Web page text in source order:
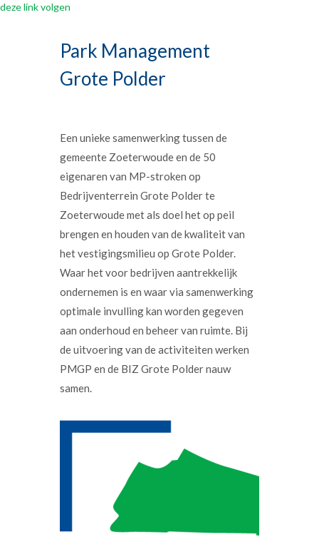
deze link volgen
Park Management
Grote Polder
Een unieke samenwerking tussen de
gemeente Zoeterwoude en de 50
eigenaren van MP-stroken op
Bedrijventerrein Grote Polder te
Zoeterwoude met als doel het op peil
brengen en houden van de kwaliteit van
het vestigingsmilieu op Grote Polder.
Waar het voor bedrijven aantrekkelijk
ondernemen is en waar via samenwerking
optimale invulling kan worden gegeven
aan onderhoud en beheer van ruimte. Bij
de uitvoering van de activiteiten werken
PMGP en de BIZ Grote Polder nauw
samen.